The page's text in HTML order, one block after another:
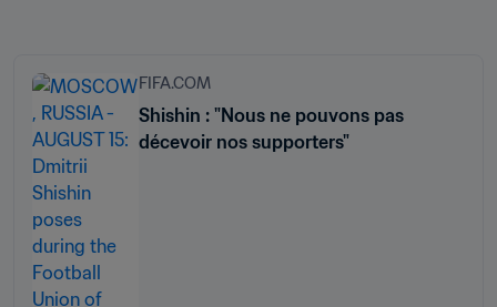
FIFA.COM
Shishin : "Nous ne pouvons pas
décevoir nos supporters"